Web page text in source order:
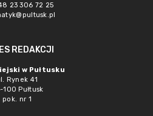
23 306 72 25
REDAKCJI
w Pułtusku
Rynek 41
100 Pułtusk
pok. nr 1